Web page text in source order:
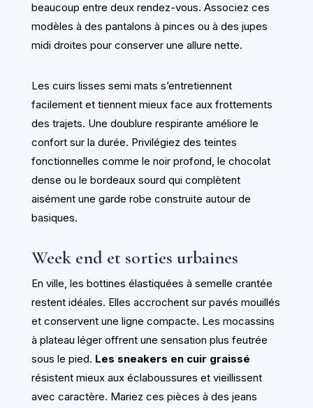
beaucoup entre deux rendez-vous. Associez ces
modèles à des pantalons à pinces ou à des jupes
midi droites pour conserver une allure nette.
Les cuirs lisses semi mats s’entretiennent
facilement et tiennent mieux face aux frottements
des trajets. Une doublure respirante améliore le
confort sur la durée. Privilégiez des teintes
fonctionnelles comme le noir profond, le chocolat
dense ou le bordeaux sourd qui complètent
aisément une garde robe construite autour de
basiques.
Week end et sorties urbaines
En ville, les bottines élastiquées à semelle crantée
restent idéales. Elles accrochent sur pavés mouillés
et conservent une ligne compacte. Les mocassins
à plateau léger offrent une sensation plus feutrée
sous le pied. Les sneakers en cuir graissé
résistent mieux aux éclaboussures et vieillissent
avec caractère. Mariez ces pièces à des jeans